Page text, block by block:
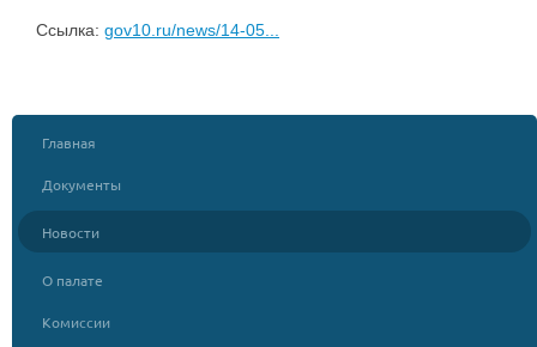
Ссылка: gov10.ru/news/14-05...
Главная
Документы
Новости
О палате
Комиссии